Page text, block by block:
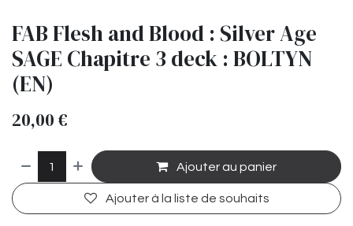
FAB Flesh and Blood : Silver Age
SAGE Chapitre 3 deck : BOLTYN
(EN)
20,00 €
Ajouter au panier
Ajouter à la liste de souhaits